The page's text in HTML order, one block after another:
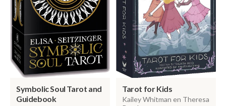
Symbolic Soul Tarot and
Guidebook
Tarot for Kids
Kailey Whitman en Theresa